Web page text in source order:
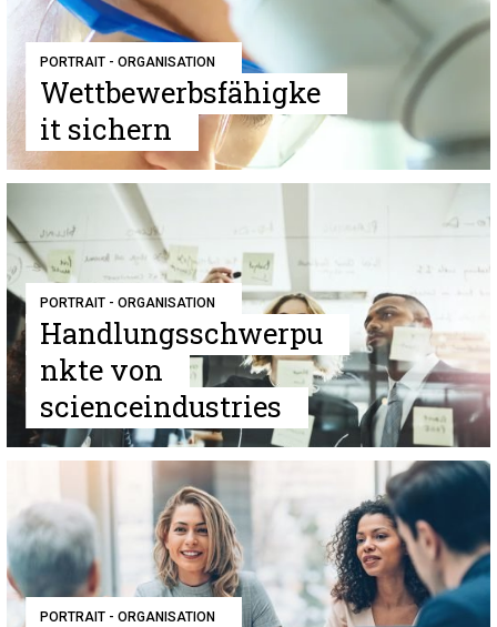
PORTRAIT - ORGANISATION
Wettbewerbsfähigke
it sichern
PORTRAIT - ORGANISATION
Handlungsschwerpu
nkte von
scienceindustries
PORTRAIT - ORGANISATION